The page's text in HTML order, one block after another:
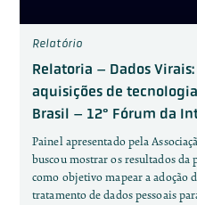
Relatório
Relatoria – Dados
aquisições de
Brasil – 12° Fórum da
Painel apresentado pela
buscou mostrar os resultados da
como objetivo mapear a adoção
tratamento de dados pessoais